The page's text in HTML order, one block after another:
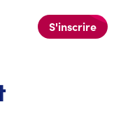
S'inscrire